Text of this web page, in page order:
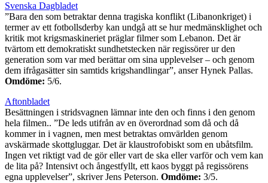
Svenska Dagbladet
”Bara den som betraktar denna tragiska konflikt (Libanonkriget) i
termer av ett fotbollsderby kan undgå att se hur medmänsklighet och
kritik mot krigsmaskineriet präglar filmer som Lebanon. Det är
tvärtom ett demokratiskt sundhetstecken när regissörer ur den
generation som var med berättar om sina upplevelser – och genom
dem ifrågasätter sin samtids krigshandlingar”, anser Hynek Pallas.
Omdöme: 5/6.
Aftonbladet
Besättningen i stridsvagnen lämnar inte den och finns i den genom
hela filmen.. ”De leds utifrån av en överordnad som då och då
kommer in i vagnen, men mest betraktas omvärlden genom
avskärmade skottgluggar. Det är klaustrofobiskt som en ubåtsfilm.
Ingen vet riktigt vad de gör eller vart de ska eller varför och vem kan
de lita på? Intensivt och ångestfyllt, ett kaos byggt på regissörens
egna upplevelser”, skriver Jens Peterson. Omdöme: 3/5.